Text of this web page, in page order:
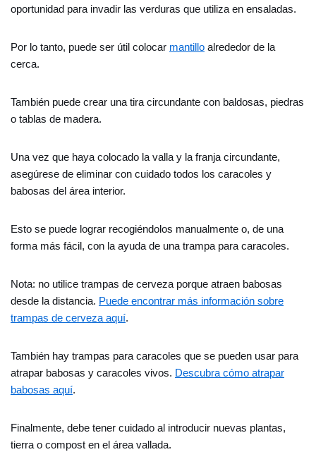
oportunidad para invadir las verduras que utiliza en ensaladas.
Por lo tanto, puede ser útil colocar mantillo alrededor de la
cerca.
También puede crear una tira circundante con baldosas, piedras
o tablas de madera.
Una vez que haya colocado la valla y la franja circundante,
asegúrese de eliminar con cuidado todos los caracoles y
babosas del área interior.
Esto se puede lograr recogiéndolos manualmente o, de una
forma más fácil, con la ayuda de una trampa para caracoles.
Nota: no utilice trampas de cerveza porque atraen babosas
desde la distancia. Puede encontrar más información sobre
trampas de cerveza aquí.
También hay trampas para caracoles que se pueden usar para
atrapar babosas y caracoles vivos. Descubra cómo atrapar
babosas aquí.
Finalmente, debe tener cuidado al introducir nuevas plantas,
tierra o compost en el área vallada.